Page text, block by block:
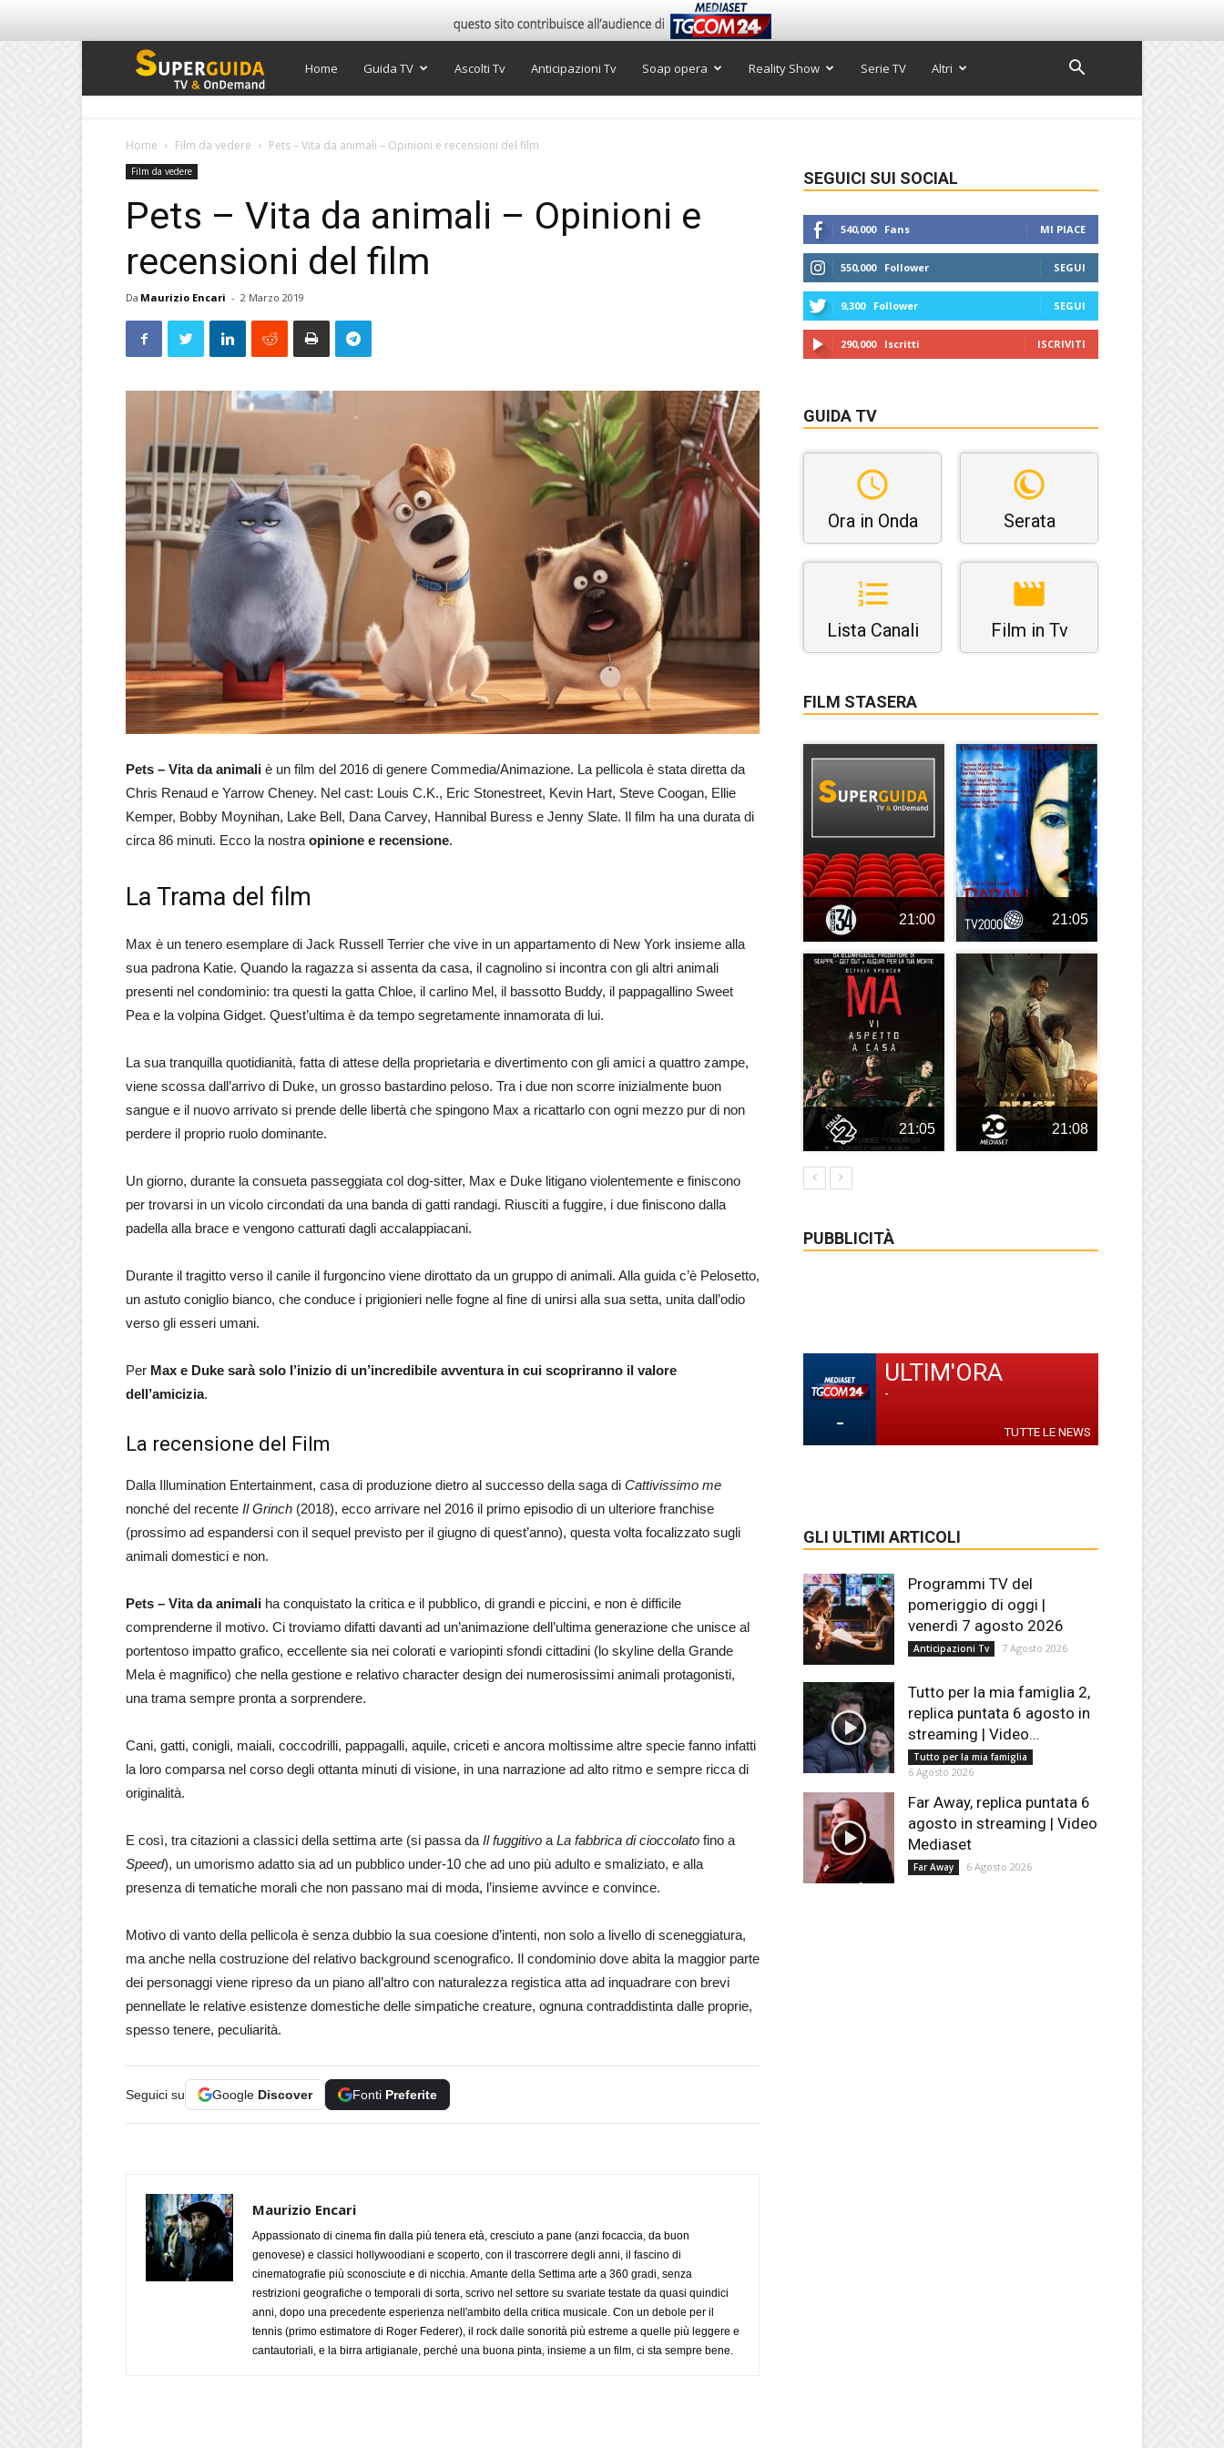
Super
Home Guida TV Ascolti Tv Anticipazioni Tv Soap opera Reality Show Serie TV Altri
Home Film da vedere Pets – Vita da animali – Opinioni e recensioni del film
Film da vedere
Pets – Vita da animali – Opinioni e
recensioni del film
Da Maurizio Encari - 2 Marzo 2019
Pets – Vita da animali è un film del 2016 di genere Commedia/Animazione. La pellicola è stata diretta da
Chris Renaud e Yarrow Cheney. Nel cast: Louis C.K., Eric Stonestreet, Kevin Hart, Steve Coogan, Ellie
Kemper, Bobby Moynihan, Lake Bell, Dana Carvey, Hannibal Buress e Jenny Slate. Il film ha una durata di
circa 86 minuti. Ecco la nostra opinione e recensione.
La Trama del film
Max è un tenero esemplare di Jack Russell Terrier che vive in un appartamento di New York insieme alla
sua padrona Katie. Quando la ragazza si assenta da casa, il cagnolino si incontra con gli altri animali
presenti nel condominio: tra questi la gatta Chloe, il carlino Mel, il bassotto Buddy, il pappagallino Sweet
Pea e la volpina Gidget. Quest’ultima è da tempo segretamente innamorata di lui.
La sua tranquilla quotidianità, fatta di attese della proprietaria e divertimento con gli amici a quattro zampe,
viene scossa dall’arrivo di Duke, un grosso bastardino peloso. Tra i due non scorre inizialmente buon
sangue e il nuovo arrivato si prende delle libertà che spingono Max a ricattarlo con ogni mezzo pur di non
perdere il proprio ruolo dominante.
Un giorno, durante la consueta passeggiata col dog-sitter, Max e Duke litigano violentemente e finiscono
per trovarsi in un vicolo circondati da una banda di gatti randagi. Riusciti a fuggire, i due finiscono dalla
padella alla brace e vengono catturati dagli accalappiacani.
Durante il tragitto verso il canile il furgoncino viene dirottato da un gruppo di animali. Alla guida c’è Pelosetto,
un astuto coniglio bianco, che conduce i prigionieri nelle fogne al fine di unirsi alla sua setta, unita dall’odio
verso gli esseri umani.
Per Max e Duke sarà solo l’inizio di un’incredibile avventura in cui scopriranno il valore
dell’amicizia.
La recensione del Film
Dalla Illumination Entertainment, casa di produzione dietro al successo della saga di Cattivissimo me
nonché del recente Il Grinch (2018), ecco arrivare nel 2016 il primo episodio di un ulteriore franchise
(prossimo ad espandersi con il sequel previsto per il giugno di quest’anno), questa volta focalizzato sugli
animali domestici e non.
Pets – Vita da animali ha conquistato la critica e il pubblico, di grandi e piccini, e non è difficile
comprenderne il motivo. Ci troviamo difatti davanti ad un’animazione dell’ultima generazione che unisce al
portentoso impatto grafico, eccellente sia nei colorati e variopinti sfondi cittadini (lo skyline della Grande
Mela è magnifico) che nella gestione e relativo character design dei numerosissimi animali protagonisti,
una trama sempre pronta a sorprendere.
Cani, gatti, conigli, maiali, coccodrilli, pappagalli, aquile, criceti e ancora moltissime altre specie fanno infatti
la loro comparsa nel corso degli ottanta minuti di visione, in una narrazione ad alto ritmo e sempre ricca di
originalità.
E così, tra citazioni a classici della settima arte (si passa da Il fuggitivo a La fabbrica di cioccolato fino a
Speed), un umorismo adatto sia ad un pubblico under-10 che ad uno più adulto e smaliziato, e alla
presenza di tematiche morali che non passano mai di moda, l’insieme avvince e convince.
Motivo di vanto della pellicola è senza dubbio la sua coesione d’intenti, non solo a livello di sceneggiatura,
ma anche nella costruzione del relativo background scenografico. Il condominio dove abita la maggior parte
dei personaggi viene ripreso da un piano all’altro con naturalezza registica atta ad inquadrare con brevi
pennellate le relative esistenze domestiche delle simpatiche creature, ognuna contraddistinta dalle proprie,
spesso tenere, peculiarità.
Seguici su Google Discover Fonti Preferite
Maurizio Encari
Appassionato di cinema fin dalla più tenera età, cresciuto a pane (anzi focaccia, da buon
genovese) e classici hollywoodiani e scoperto, con il trascorrere degli anni, il fascino di
cinematografie più sconosciute e di nicchia. Amante della Settima arte a 360 gradi, senza
restrizioni geografiche o temporali di sorta, scrivo nel settore su svariate testate da quasi quindici
anni, dopo una precedente esperienza nell'ambito della critica musicale. Con un debole per il
tennis (primo estimatore di Roger Federer), il rock dalle sonorità più estreme a quelle più leggere e
cantautoriali, e la birra artigianale, perché una buona pinta, insieme a un film, ci sta sempre bene.
SEGUICI SUI SOCIAL
540,000 Fans MI PIACE
550,000 Follower SEGUI
9,300 Follower SEGUI
290,000 Iscritti ISCRIVITI
GUIDA TV
Ora in Onda Serata
Lista Canali Film in Tv
FILM STASERA
21:00 21:05
21:05 21:08
PUBBLICITÀ
-
ULTIM'ORA
-
TUTTE LE NEWS
GLI ULTIMI ARTICOLI
Programmi TV del
pomeriggio di oggi |
venerdì 7 agosto 2026
Anticipazioni Tv 7 Agosto 2026
Tutto per la mia famiglia 2,
replica puntata 6 agosto in
streaming | Video...
Tutto per la mia famiglia
6 Agosto 2026
Far Away, replica puntata 6
agosto in streaming | Video
Mediaset
Far Away 6 Agosto 2026